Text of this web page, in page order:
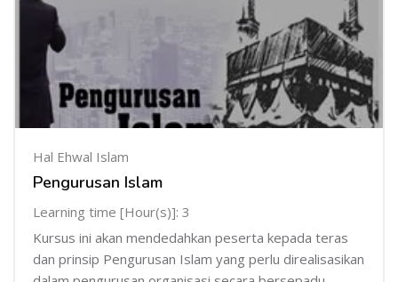
Hal Ehwal Islam
Pengurusan Islam
Learning time [Hour(s)]: 3
Kursus ini akan mendedahkan peserta kepada teras
dan prinsip Pengurusan Islam yang perlu direalisasikan